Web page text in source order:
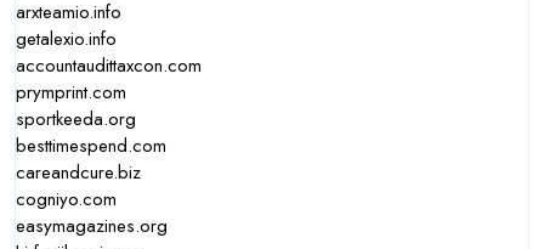
arxteamio.info
getalexio.info
accountaudittaxcon.com
prymprint.com
sportkeeda.org
besttimespend.com
careandcure.biz
cogniyo.com
easymagazines.org